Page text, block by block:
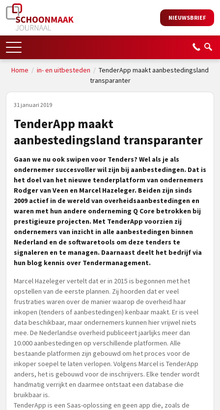
NIEUWSBRIEF
Home / in- en uitbesteden / TenderApp maakt aanbestedingsland
transparanter
31 januari 2019
TenderApp maakt
aanbestedingsland transparanter
Gaan we nu ook swipen voor Tenders? Wel als je als
ondernemer succesvoller wil zijn bij aanbestedingen. Dat is
het doel van het nieuwe tenderplatform van ondernemers
Rodger van Veen en Marcel Hazeleger. Beiden zijn sinds
2009 actief in de wereld van overheidsaanbestedingen en
waren met hun andere onderneming Q Core betrokken bij
prestigieuze projecten. Met TenderApp voorzien zij
ondernemers van inzicht in alle aanbestedingen binnen
Nederland en de softwaretools om deze tenders te
signaleren en te managen. Daarnaast deelt het bedrijf via
hun blog kennis over Tendermanagement.
Marcel Hazeleger vertelt dat er in 2015 is begonnen met het
opstellen van de eerste plannen. Zij hoorden dat er veel
frustraties waren over de manier waarop de overheid haar
inkopen (tenders of aanbestedingen) kenbaar maakt. Er is veel
data beschikbaar, maar ondernemers kunnen hier vrijwel niets
mee. De Nederlandse overheid publiceert jaarlijks meer dan
10.000 aanbestedingen op verschillende platformen. Alle
bestaande platformen zijn gebouwd om het proces voor de
inkoper soepel te laten verlopen. Volgens Marcel is TenderApp
anders, het is gebouwd voor de inschrijvers. Elke tender wordt
handmatig verrijkt en daarmee ontstaat een database die
bruikbaar is.
TenderApp is een Saas-oplossing en geen app die, zoals de